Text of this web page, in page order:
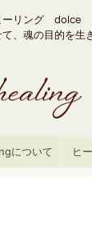
ーリング dolce
、魂の目的を生き
について ヒ